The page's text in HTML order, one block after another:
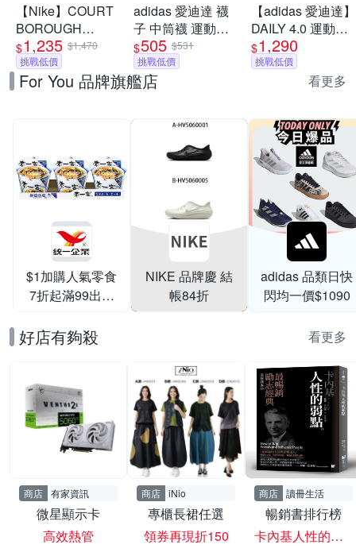
【Nike】COURT
BOROUGH
RECRAFT SE GS
休閒鞋 運動鞋 女/
大童 A-IH4519100
$1,235 $1,470
挑戰低價
adidas 愛迪達 襪
子 中筒襪 運動襪
三葉草 TIE DYE
CREW 咖紅
IJ6672
$505 $531
挑戰低價
【adidas 愛迪達】
DAILY 4.0 運動休
閒鞋 男鞋/女鞋 (多
款任選)
$1,290
挑戰低價
For You 品牌旗艦店 看更多
$1加購人氣零食
7折起滿99出貨
NIKE 品牌慶 結
帳84折
adidas 品類日快
閃均一價$1090
好店有夠殺 看更多
商店 有家資訊
微星顯示卡
高效熱管
商店 iNio
專櫃長裙任選
領券再現折150
商店 讀冊生活
暢銷書排行榜
卡內基人性的弱點